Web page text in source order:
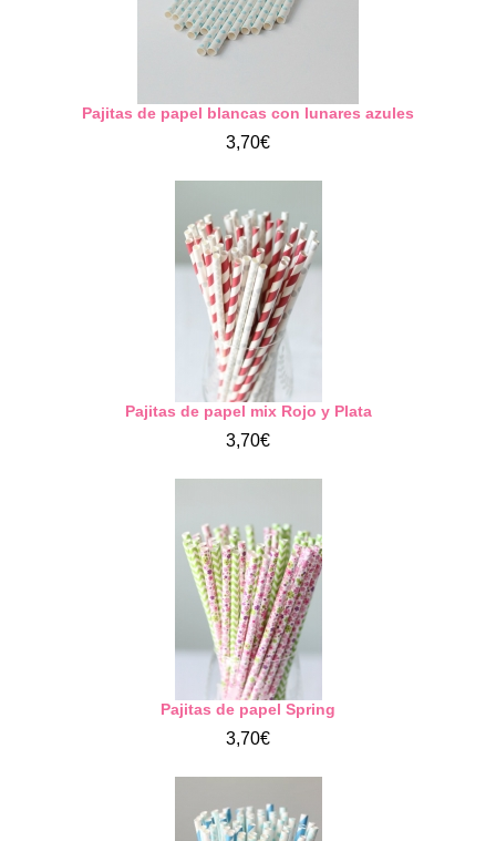
Pajitas de papel blancas con lunares azules
3,70€
Pajitas de papel mix Rojo y Plata
3,70€
Pajitas de papel Spring
3,70€